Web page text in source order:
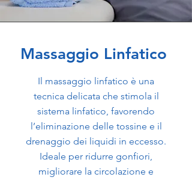
Massaggio Linfatico
Il massaggio linfatico è una
tecnica delicata che stimola il
sistema linfatico, favorendo
l’eliminazione delle tossine e il
drenaggio dei liquidi in eccesso.
Ideale per ridurre gonfiori,
migliorare la circolazione e